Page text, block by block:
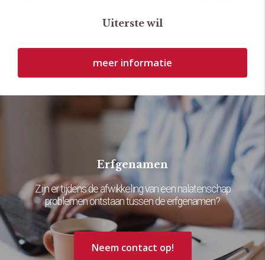
Uiterste wil
meer informatie
Erfgenamen
Zijn er tijdens de afwikkeling van een nalatenschap
problemen ontstaan tussen de erfgenamen?
Neem contact op!